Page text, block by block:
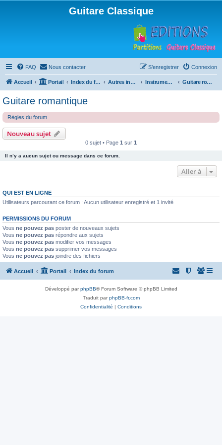
Guitare Classique
FAQ Nous contacter Connexion
S’enregistrer
Accueil Portail Index du forum Autres instruments à cordes pincées, ou styles Instruments anciens Guitare romantique
Guitare romantique
Règles du forum
Nouveau sujet
0 sujet • Page 1 sur 1
Il n’y a aucun sujet ou message dans ce forum.
Aller à
QUI EST EN LIGNE
Utilisateurs parcourant ce forum : Aucun utilisateur enregistré et 1 invité
PERMISSIONS DU FORUM
Vous ne pouvez pas poster de nouveaux sujets
Vous ne pouvez pas répondre aux sujets
Vous ne pouvez pas modifier vos messages
Vous ne pouvez pas supprimer vos messages
Vous ne pouvez pas joindre des fichiers
Accueil Portail Index du forum
Développé parphpBB® Forum Software © phpBB Limited
Traduit parphpBB-fr.com
Confidentialité | Conditions